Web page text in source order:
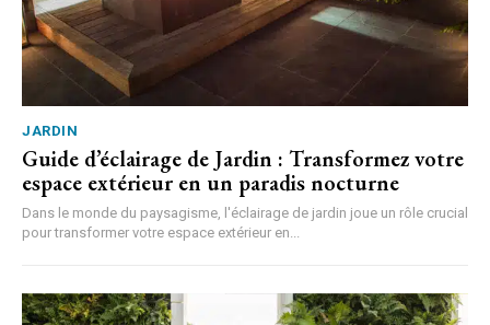
JARDIN
Guide d’éclairage de Jardin : Transformez votre
espace extérieur en un paradis nocturne
Dans le monde du paysagisme, l'éclairage de jardin joue un rôle crucial
pour transformer votre espace extérieur en...